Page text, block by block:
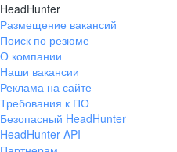
HeadHunter
Размещение вакансий
Поиск по резюме
О компании
Наши вакансии
Реклама на сайте
Требования к ПО
Безопасный HeadHunter
HeadHunter API